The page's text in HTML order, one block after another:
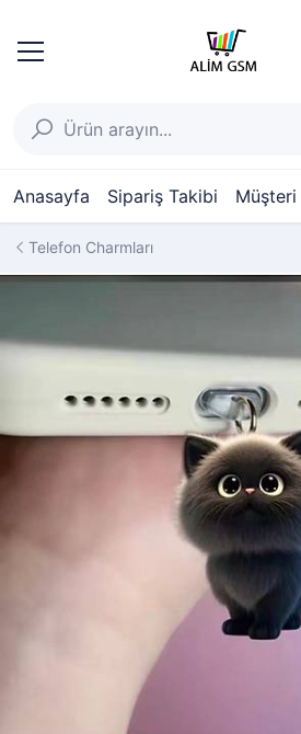
Anasayfa Sipariş Takibi
Telefon Charmları